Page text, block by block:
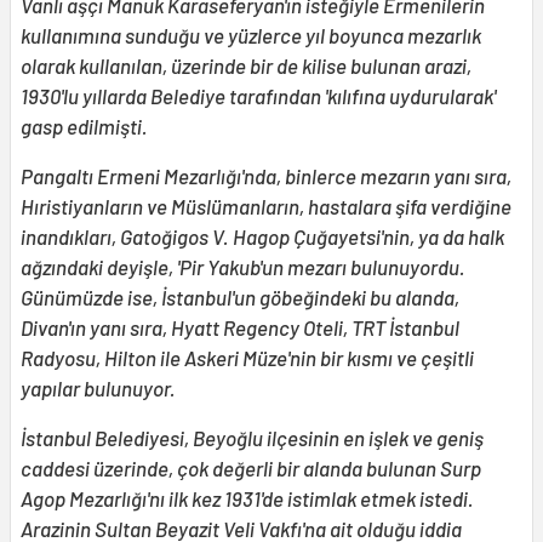
kullanımına sunduğu ve yüzlerce yıl boyunca mezarlık
olarak kullanılan, üzerinde bir de kilise bulunan arazi,
1930'lu yıllarda Belediye tarafından 'kılıfına uydurularak'
gasp edilmişti.
Pangaltı Ermeni Mezarlığı'nda, binlerce mezarın yanı sıra,
Hıristiyanların ve Müslümanların, hastalara şifa verdiğine
inandıkları, Gatoğigos V. Hagop Çuğayetsi'nin, ya da halk
ağzındaki deyişle, 'Pir Yakub'un mezarı bulunuyordu.
Günümüzde ise, İstanbul'un göbeğindeki bu alanda,
Divan'ın yanı sıra, Hyatt Regency Oteli, TRT İstanbul
Radyosu, Hilton ile Askeri Müze'nin bir kısmı ve çeşitli
yapılar bulunuyor.
İstanbul Belediyesi, Beyoğlu ilçesinin en işlek ve geniş
caddesi üzerinde, çok değerli bir alanda bulunan Surp
Agop Mezarlığı'nı ilk kez 1931'de istimlak etmek istedi.
Arazinin Sultan Beyazit Veli Vakfı'na ait olduğu iddia